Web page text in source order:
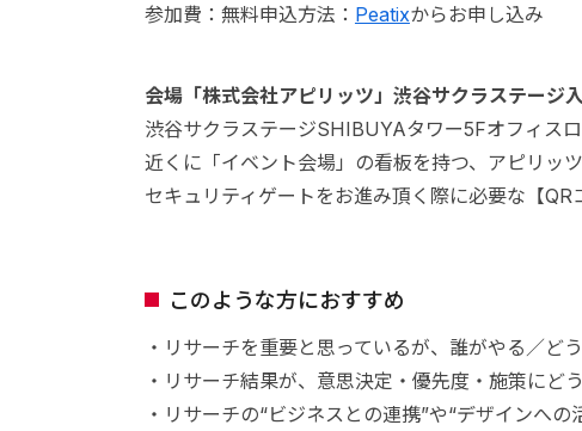
参加費：無料申込方法： Peatixからお申し込み
会場「株式会社アピリッツ」渋谷サクラステージ
渋谷サクラステージSHIBUYAタワー5Fオフィス
近くに「イベント会場」の看板を持つ、アピリッ
セキュリティゲートをお進み頂く際に必要な【QR
このような方におすすめ
・リサーチを重要と思っているが、誰がやる／ど
・リサーチ結果が、意思決定・優先度・施策にど
・リサーチの“ビジネスとの連携”や“デザインへ